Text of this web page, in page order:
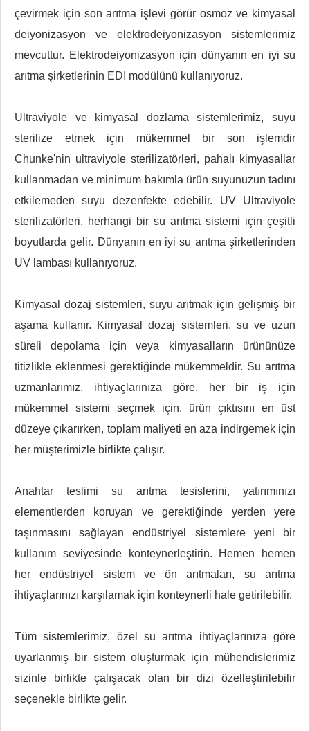
çevirmek için son arıtma işlevi görür osmoz ve kimyasal
deiyonizasyon ve elektrodeiyonizasyon sistemlerimiz
mevcuttur. Elektrodeiyonizasyon için dünyanın en iyi su
arıtma şirketlerinin EDI modülünü kullanıyoruz.
Ultraviyole ve kimyasal dozlama sistemlerimiz, suyu
sterilize etmek için mükemmel bir son işlemdir
Chunke'nin ultraviyole sterilizatörleri, pahalı kimyasallar
kullanmadan ve minimum bakımla ürün suyunuzun tadını
etkilemeden suyu dezenfekte edebilir. UV Ultraviyole
sterilizatörleri, herhangi bir su arıtma sistemi için çeşitli
boyutlarda gelir. Dünyanın en iyi su arıtma şirketlerinden
UV lambası kullanıyoruz.
Kimyasal dozaj sistemleri, suyu arıtmak için gelişmiş bir
aşama kullanır. Kimyasal dozaj sistemleri, su ve uzun
süreli depolama için veya kimyasalların ürününüze
titizlikle eklenmesi gerektiğinde mükemmeldir. Su arıtma
uzmanlarımız, ihtiyaçlarınıza göre, her bir iş için
mükemmel sistemi seçmek için, ürün çıktısını en üst
düzeye çıkarırken, toplam maliyeti en aza indirgemek için
her müşterimizle birlikte çalışır.
Anahtar teslimi su arıtma tesislerini, yatırımınızı
elementlerden koruyan ve gerektiğinde yerden yere
taşınmasını sağlayan endüstriyel sistemlere yeni bir
kullanım seviyesinde konteynerleştirin. Hemen hemen
her endüstriyel sistem ve ön arıtmaları, su arıtma
ihtiyaçlarınızı karşılamak için konteynerli hale getirilebilir.
Tüm sistemlerimiz, özel su arıtma ihtiyaçlarınıza göre
uyarlanmış bir sistem oluşturmak için mühendislerimiz
sizinle birlikte çalışacak olan bir dizi özelleştirilebilir
seçenekle birlikte gelir.